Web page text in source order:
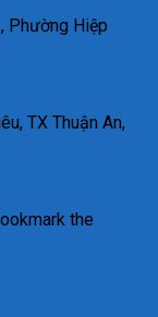
Phường Hiệp
TX Thuận An,
the